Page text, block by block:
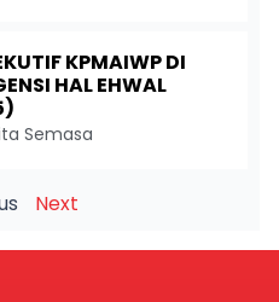
KPMAIWP DI
HAL EHWAL
Semasa
Next